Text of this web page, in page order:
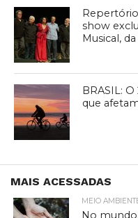
show
Musical,
BRASIL:
que
MAIS ACESSADAS
MEIO
No